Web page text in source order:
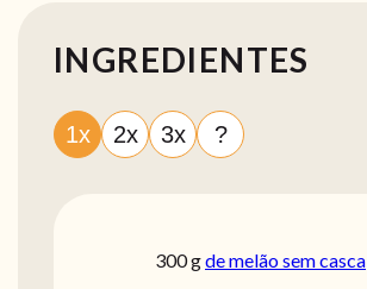
INGREDIENTES
1x 2x 3x ?
300gde melão sem casca